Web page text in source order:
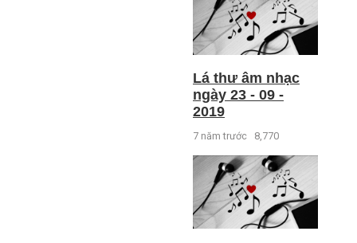
Lá thư âm nhạc
ngày 23 - 09 -
2019
7 năm trước 8,770